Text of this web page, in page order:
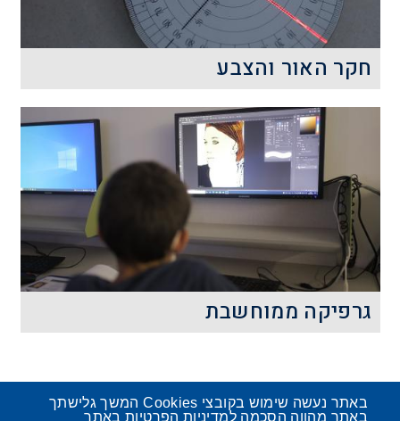
קרא עוד
אור וצבע הם תופעות שאנו פוגשים בכל
רגע. האם אנחנו מכירים אותם? מה נראה
דרך משקפי הפלא שמבלבלים אותנו
והופכים את התמונה שהעין קולטת?
קרא עוד
חקר האור והצבע
ביותר? בעזרת גרפיקה ממוחשבת ועיצוב
גרפי כמובן.
גרפיקה ממוחשבת
באתר נעשה שימוש בקובצי Cookies המשך גלישתך
באתר מהווה הסכמה למדיניות הפרטיות באתר